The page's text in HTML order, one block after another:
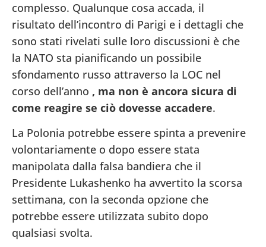
complesso. Qualunque cosa accada, il
risultato dell’incontro di Parigi e i dettagli che
sono stati rivelati sulle loro discussioni è che
la NATO sta pianificando un possibile
sfondamento russo attraverso la LOC nel
corso dell’anno , ma non è ancora sicura di
come reagire se ciò dovesse accadere.
La Polonia potrebbe essere spinta a prevenire
volontariamente o dopo essere stata
manipolata dalla falsa bandiera che il
Presidente Lukashenko ha avvertito la scorsa
settimana, con la seconda opzione che
potrebbe essere utilizzata subito dopo
qualsiasi svolta.